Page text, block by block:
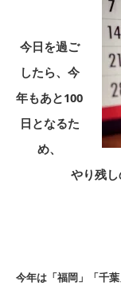
今日を過ご
したら、今
年もあと100
日となるた
め、
やり残し
今年は「福岡」「千